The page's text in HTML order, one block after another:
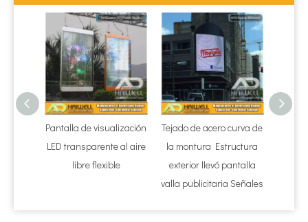
Pantalla de visualización
LED transparente al aire
libre flexible
Tejado de acero curva de
la montura Estructura
exterior llevó pantalla
valla publicitaria Señales